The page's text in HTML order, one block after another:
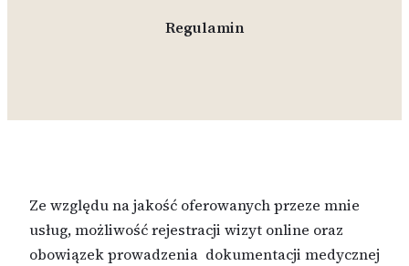
Regulamin
Ze względu na jakość oferowanych przeze mnie
usług, możliwość rejestracji wizyt online oraz
obowiązek prowadzenia dokumentacji medycznej